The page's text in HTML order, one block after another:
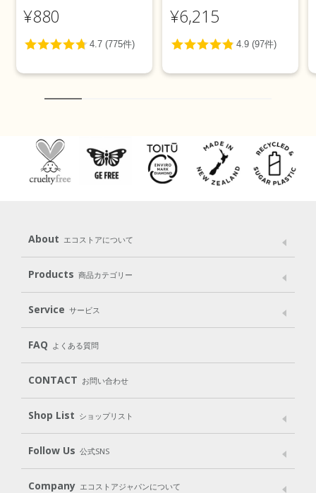
トニング＞ 100g
¥880
カリ＞ 5L
¥6,215
About エコストアについて
メッセージ ブランドストーリー
パッケージへのこだわり
動物実験をしない
Products 商品カテゴリー
Laundry
Cleaning Baby Kids
Body（ボディ） Hair（ヘア） Oral care（オーラルケア）
Goods （グッズ）
Gift set
Service サービス
User Guide
Subscription（定期便）
FAQ よくある質問
CONTACT お問い合わせ
Shop List ショップリスト
Shop List
Follow Us 公式SNS
LINE＠ Instagram Facebook
Company エコストアジャパンについて